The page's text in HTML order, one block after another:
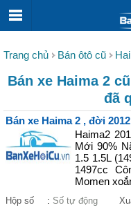
Trang chủ Bán ôtô cũ
Bán xe Haima 2
đã
Bán xe Haima 2 , đời
Haima2
Mới 90%
1.5 1.5L
1497cc
Momen
Hộp số : Số tự động